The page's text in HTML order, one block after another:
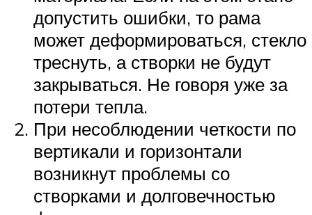
допустить ошибки, то рама
может деформироваться, стекло
треснуть, а створки не будут
закрываться. Не говоря уже за
потери тепла.
При несоблюдении четкости по
вертикали и горизонтали
возникнут проблемы со
створками и долговечностью